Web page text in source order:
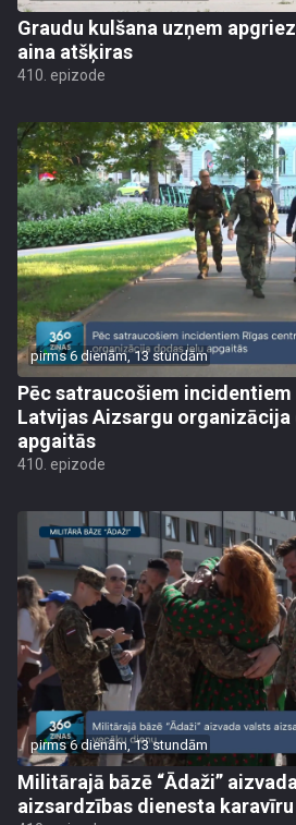
Graudu kulšana uzņem
aina atšķiras
410. epizode
pirms 6 dienām, 13 stundām
Pēc satraucošiem incidentiem
Latvijas Aizsargu organizācija
apgaitās
410. epizode
pirms 6 dienām, 13 stundām
Militārajā bāzē “Ādaži”
aizsardzības dienesta